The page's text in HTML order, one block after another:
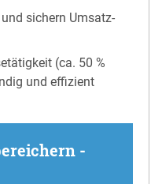
und sichern Umsatz-
(ca. 50 %
und effizient
-